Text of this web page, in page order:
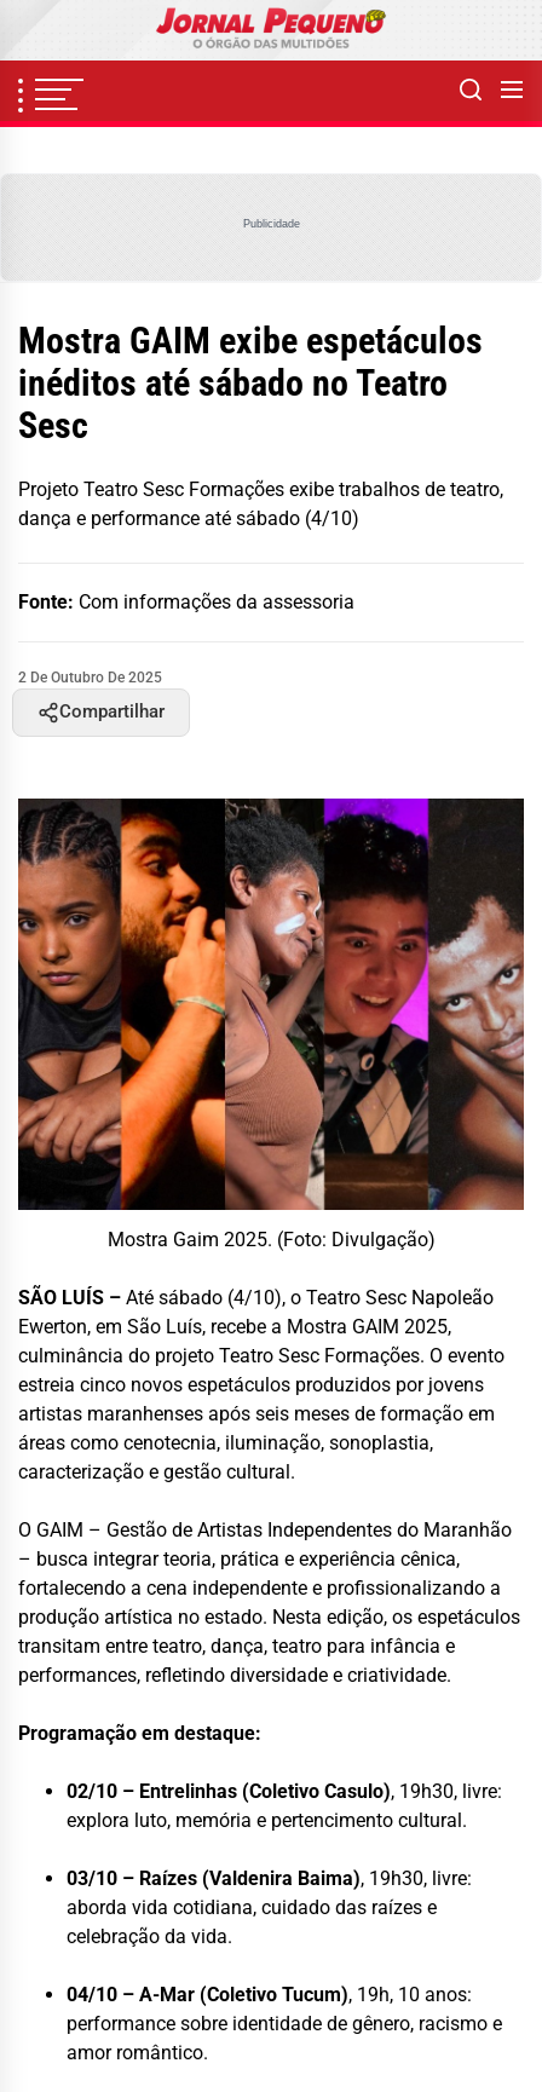
content
Publicidade
Mostra GAIM exibe espetáculos
inéditos até sábado no Teatro
Sesc
Projeto Teatro Sesc Formações exibe trabalhos de teatro,
dança e performance até sábado (4/10)
Fonte: Com informações da assessoria
2 De Outubro De 2025
Compartilhar
Mostra Gaim 2025. (Foto: Divulgação)
SÃO LUÍS – Até sábado (4/10), o Teatro Sesc Napoleão
Ewerton, em São Luís, recebe a Mostra GAIM 2025,
culminância do projeto Teatro Sesc Formações. O evento
estreia cinco novos espetáculos produzidos por jovens
artistas maranhenses após seis meses de formação em
áreas como cenotecnia, iluminação, sonoplastia,
caracterização e gestão cultural.
O GAIM – Gestão de Artistas Independentes do Maranhão
– busca integrar teoria, prática e experiência cênica,
fortalecendo a cena independente e profissionalizando a
produção artística no estado. Nesta edição, os espetáculos
transitam entre teatro, dança, teatro para infância e
performances, refletindo diversidade e criatividade.
Programação em destaque:
02/10 – Entrelinhas (Coletivo Casulo), 19h30, livre:
explora luto, memória e pertencimento cultural.
03/10 – Raízes (Valdenira Baima), 19h30, livre:
aborda vida cotidiana, cuidado das raízes e
celebração da vida.
04/10 – A-Mar (Coletivo Tucum), 19h, 10 anos:
performance sobre identidade de gênero, racismo e
amor romântico.